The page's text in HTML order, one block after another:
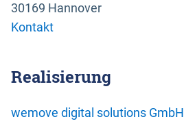
30169 Hannover
Kontakt
Realisierung
wemove digital solutions GmbH